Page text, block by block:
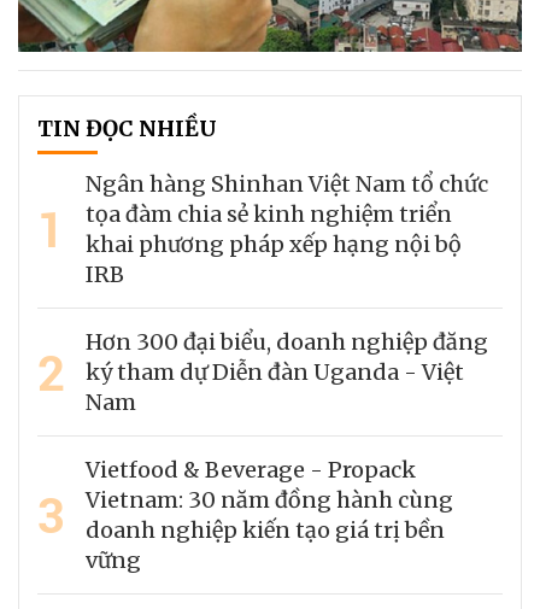
TIN ĐỌC NHIỀU
1
Ngân hàng Shinhan Việt Nam tổ chức
tọa đàm chia sẻ kinh nghiệm triển
khai phương pháp xếp hạng nội bộ
IRB
2
Hơn 300 đại biểu, doanh nghiệp đăng
ký tham dự Diễn đàn Uganda - Việt
Nam
3
Vietfood & Beverage - Propack
Vietnam: 30 năm đồng hành cùng
doanh nghiệp kiến tạo giá trị bền
vững